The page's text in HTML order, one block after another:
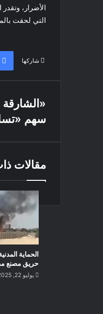
التي لحقت
شاركها
سهم «تسلا»
مقالات
الحماية
حريق مصنع مدينة 6
يوليو 22, 2025